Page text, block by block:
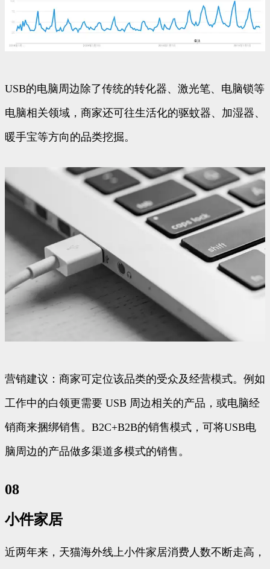
USB的电脑周边除了传统的转化器、激光笔、电脑锁等
电脑相关领域，商家还可往生活化的驱蚊器、加湿器、
暖手宝等方向的品类挖掘。
营销建议：商家可定位该品类的受众及经营模式。例如
工作中的白领更需要 USB 周边相关的产品，或电脑经
销商来捆绑销售。B2C+B2B的销售模式，可将USB电
脑周边的产品做多渠道多模式的销售。
08
小件家居
近两年来，天猫海外线上小件家居消费人数不断走高，